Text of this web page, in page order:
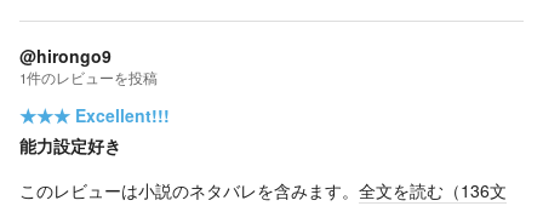
@hirongo9
1件のレビューを投稿
★★★ Excellent!!!
能力設定好き
このレビューは小説のネタバレを含みます。 全文を読む（136文